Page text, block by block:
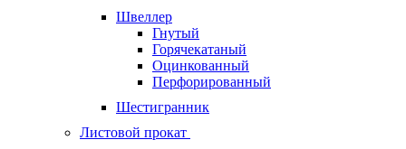
Швеллер
Гнутый
Горячекатаный
Оцинкованный
Перфорированный
Шестигранник
Листовой прокат